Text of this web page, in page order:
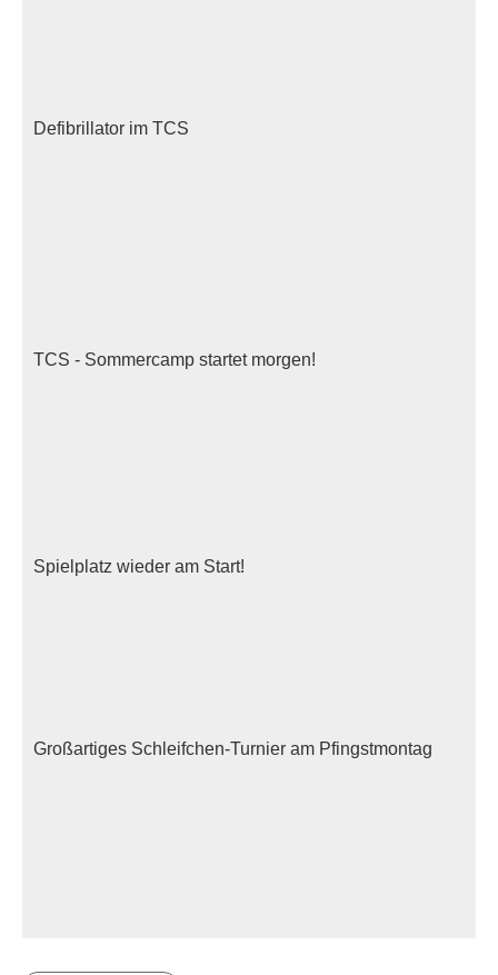
Defibrillator im TCS
TCS - Sommercamp startet morgen!
Spielplatz wieder am Start!
Großartiges Schleifchen-Turnier am Pfingstmontag